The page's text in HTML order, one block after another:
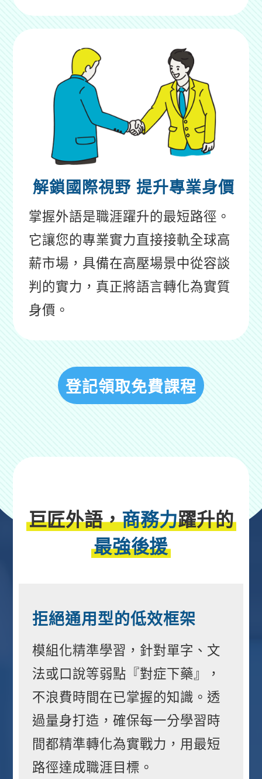
解鎖國際視野 提升專業身價
掌握外語是職涯躍升的最短路徑。
它讓您的專業實力直接接軌全球高
薪市場，具備在高壓場景中從容談
判的實力，真正將語言轉化為實質
身價。
登記領取免費課程
巨匠外語，商務力躍升的
最強後援
拒絕通用型的低效框架
模組化精準學習，針對單字、文
法或口說等弱點『對症下藥』，
不浪費時間在已掌握的知識。透
過量身打造，確保每一分學習時
間都精準轉化為實戰力，用最短
路徑達成職涯目標。